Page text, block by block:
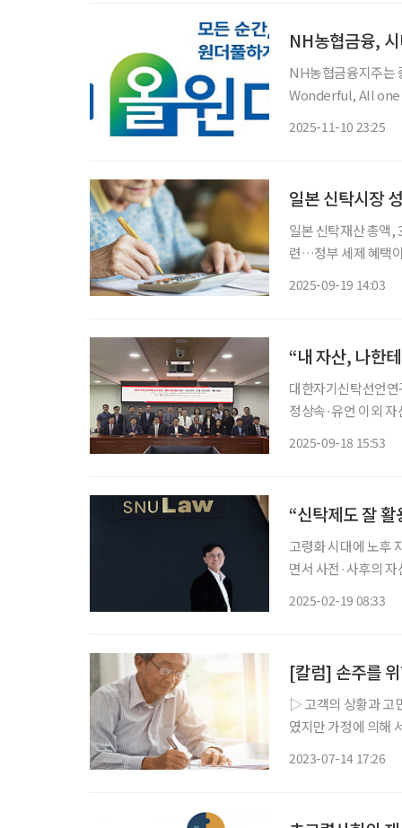
NH농협금융,
NH농협금융지주는
Wonderful, All one + the
2025-11-10 23:25
일본 신탁시장
일본 신탁재산 총액, 3월말 기
련…정부 세제 혜택이 본격적 성장 견인 교육자
2025-09-19 14:03
“내 자산, 나한
대한자기신탁선언
정상속·유언 이외
2025-09-18 15:53
“신탁제도 잘
고령화 시대에 노후
면서 사전·사후의
2025-02-19 08:33
[칼럼] 손주를
▷ 고객의 상황과 고민 이하의 고객 성명, 가족 관계 및 재산 현황은 실제 상담 사례
였지만 가정에 의해 서술한 것임을 우
2023-07-14 17:26